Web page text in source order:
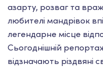
азарту, розваг та
любителі мандрівок
легендарне місце
Сьогоднішній
відзначають різдвяні